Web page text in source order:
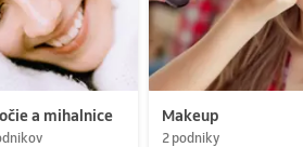
a mihalnice Makeup
2 podniky